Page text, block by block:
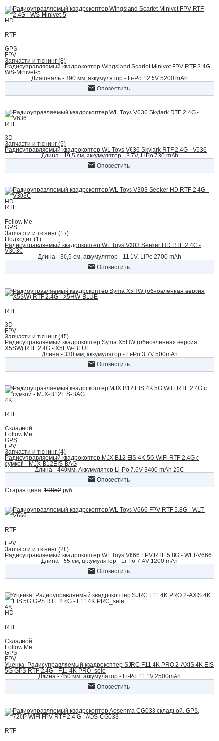
HD
RTF
GPS
FPV
Запчасти и тюнинг (8)
Радиоуправляемый квадрокоптер Wingsland Scarlet Minivet FPV RTF 2.4G -
WS-Minivet-5
Диагональ - 390 мм, аккумулятор - Li-Po 12.5V 5200 mAh
Оповестить
RTF
3D
Запчасти и тюнинг (5)
Радиоуправляемый квадрокоптер WL Toys V636 Skylark RTF 2.4G - V636
Длина - 19,5 см, аккумулятор - 3.7V, LiPo 730 mAh
Оповестить
HD
RTF
Follow Me
GPS
Запчасти и тюнинг (17)
Подходит (1)
Радиоуправляемый квадрокоптер WL Toys V303 Seeker HD RTF 2.4G -
V303C
Длина - 30,5 cм, аккумулятор - 11.1V, LiPo 2700 mAh
Оповестить
RTF
3D
FPV
Запчасти и тюнинг (45)
Радиоуправляемый квадрокоптер Syma X5HW (обновленная версия
X5SW) RTF 2.4G - X5HW-BLUE
Длина - 330 мм, аккумулятор - Li-Po 3.7V 500mAh
Оповестить
4K
RTF
Складной
Follow Me
GPS
FPV
Запчасти и тюнинг (4)
Радиоуправляемый квадрокоптер MJX B12 EIS 4K 5G WiFi RTF 2.4G с
сумкой - MJX-B12EIS-BAG
Длина - 440мм, Аккумулятор Li-Po 7.6V 3400 mAh 25C
Оповестить
Старая цена: 19852 руб.
RTF
FPV
Запчасти и тюнинг (28)
Радиоуправляемый квадрокоптер WL Toys V666 FPV RTF 5.8G - WLT-V666
Длина - 55 см, аккумулятор - Li-Po 7.4V 1200 mAh
Оповестить
4K
HD
RTF
Складной
Follow Me
GPS
FPV
Уценка. Радиоуправляемый квадрокоптер SJRC F11 4K PRO 2-AXIS 4K EIS
5G GPS RTF 2.4G - F11 4K PRO_sele
Длина - 450 мм, аккумулятор - Li-Po 11.1V 2500mAh
Оповестить
RTF